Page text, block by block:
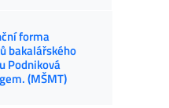
forma
bakalářského
Podniková
(MŠMT)